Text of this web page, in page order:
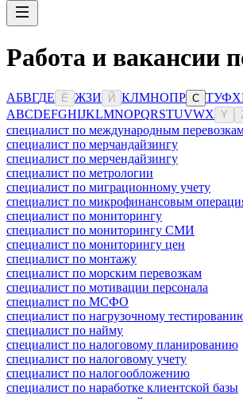
Работа и вакансии
АБВГДЕ Ё ЖЗИ Й КЛМНОПР С ТУФХ
ABCDEFGHIJKLMNOPQRSTUVWX Y
специалист по международным
специалист по мерчандайзингу
специалист по мерчендайзингу
специалист по метрологии
специалист по миграционному учету
специалист по микрофинансовым
специалист по мониторингу
специалист по мониторингу СМИ
специалист по мониторингу цен
специалист по монтажу
специалист по морским перевозкам
специалист по мотивации персонала
специалист по МСФО
специалист по нагрузочному
специалист по найму
специалист по налоговому планированию
специалист по налоговому учету
специалист по налогообложению
специалист по наработке клиентской базы